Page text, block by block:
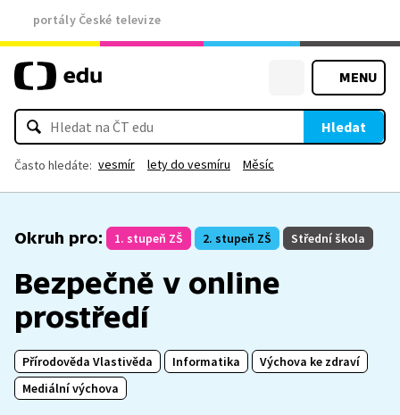
portály České televize
MENU
Hledat
Často hledáte: vesmír lety do vesmíru Měsíc
Okruh pro: 1. stupeň ZŠ 2. stupeň ZŠ Střední škola
Bezpečně v online
prostředí
Přírodověda Vlastivěda Informatika
Výchova ke zdraví
Mediální výchova